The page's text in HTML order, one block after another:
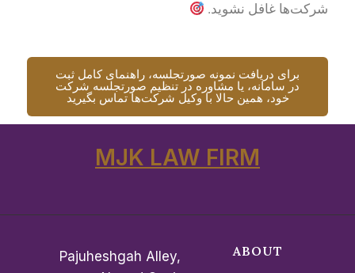
شرکت‌ها غافل نشوید.
برای دریافت نمونه صورتجلسه، راهنمای کامل ثبت
در سامانه، یا مشاوره در تنظیم صورتجلسه شرکت
خود، همین حالا با وکیل شرکت‌ها تماس بگیرید
MJK LAW FIRM
ABOUT
Pajuheshgah Alley,